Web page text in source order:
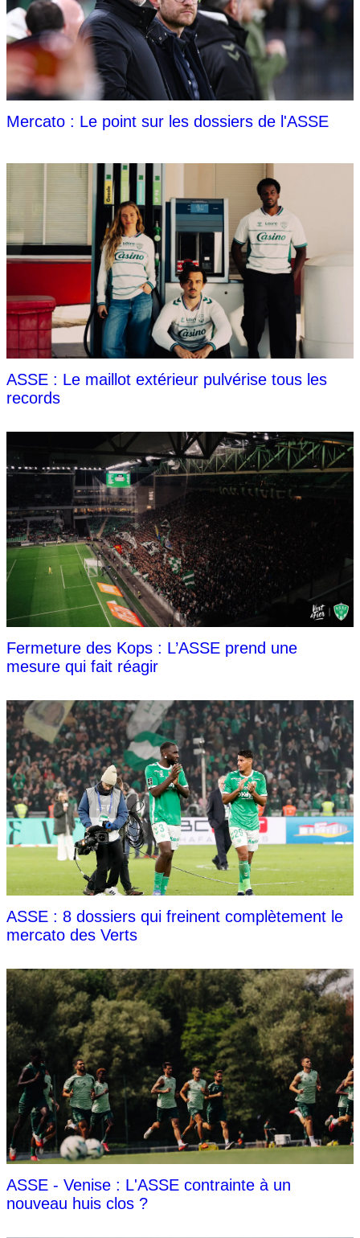
Mercato : Le point sur les dossiers de l'ASSE
ASSE : Le maillot extérieur pulvérise tous les
records
Fermeture des Kops : L’ASSE prend une
mesure qui fait réagir
ASSE : 8 dossiers qui freinent complètement le
mercato des Verts
ASSE - Venise : L'ASSE contrainte à un
nouveau huis clos ?